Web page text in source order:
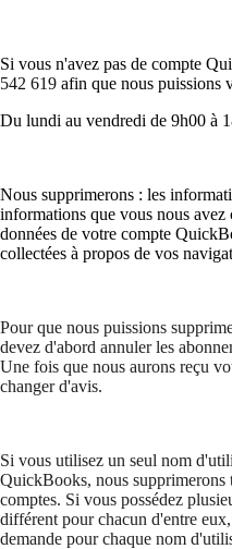
Si vous n'avez pas de compte
542 619 afin que nous puissions
Du lundi au vendredi de 9h00 à
Nous supprimerons : les
informations que vous nous
données de votre compte
collectées à propos de vos
Pour que nous puissions
devez d'abord annuler les
Une fois que nous aurons reçu
changer d'avis.
Si vous utilisez un seul nom
QuickBooks, nous supprimerons
comptes. Si vous possédez
différent pour chacun d'entre
demande pour chaque nom